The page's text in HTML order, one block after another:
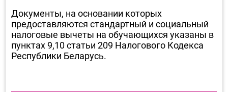
Документы, на основании которых
предоставляются стандартный и социальный
налоговые вычеты на обучающихся указаны в
пунктах 9,10 статьи 209 Налогового Кодекса
Республики Беларусь.